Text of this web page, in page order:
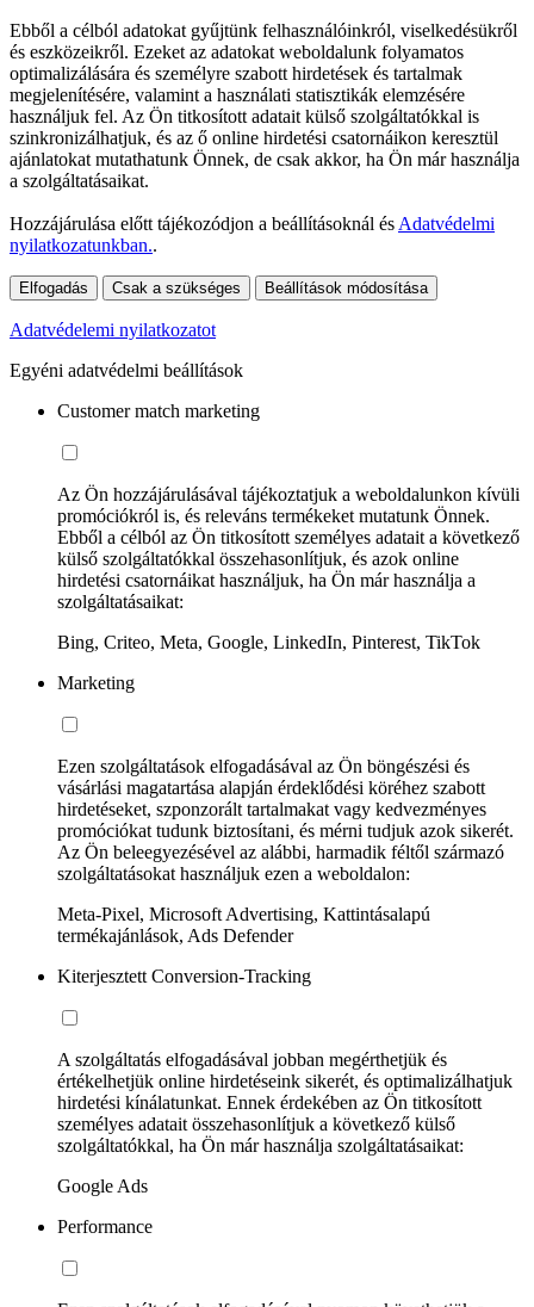
Ebből a célból adatokat gyűjtünk felhasználóinkról, viselkedésükről
és eszközeikről. Ezeket az adatokat weboldalunk folyamatos
optimalizálására és személyre szabott hirdetések és tartalmak
megjelenítésére, valamint a használati statisztikák elemzésére
használjuk fel. Az Ön titkosított adatait külső szolgáltatókkal is
szinkronizálhatjuk, és az ő online hirdetési csatornáikon keresztül
ajánlatokat mutathatunk Önnek, de csak akkor, ha Ön már használja
a szolgáltatásaikat.
Hozzájárulása előtt tájékozódjon a beállításoknál és Adatvédelmi
nyilatkozatunkban..
Elfogadás Csak a szükséges Beállítások módosítása
Adatvédelemi nyilatkozatot
Egyéni adatvédelmi beállítások
Customer match marketing
Az Ön hozzájárulásával tájékoztatjuk a weboldalunkon kívüli
promóciókról is, és releváns termékeket mutatunk Önnek.
Ebből a célból az Ön titkosított személyes adatait a következő
külső szolgáltatókkal összehasonlítjuk, és azok online
hirdetési csatornáikat használjuk, ha Ön már használja a
szolgáltatásaikat:
Bing, Criteo, Meta, Google, LinkedIn, Pinterest, TikTok
Marketing
Ezen szolgáltatások elfogadásával az Ön böngészési és
vásárlási magatartása alapján érdeklődési köréhez szabott
hirdetéseket, szponzorált tartalmakat vagy kedvezményes
promóciókat tudunk biztosítani, és mérni tudjuk azok sikerét.
Az Ön beleegyezésével az alábbi, harmadik féltől származó
szolgáltatásokat használjuk ezen a weboldalon:
Meta-Pixel, Microsoft Advertising, Kattintásalapú
termékajánlások, Ads Defender
Kiterjesztett Conversion-Tracking
A szolgáltatás elfogadásával jobban megérthetjük és
értékelhetjük online hirdetéseink sikerét, és optimalizálhatjuk
hirdetési kínálatunkat. Ennek érdekében az Ön titkosított
személyes adatait összehasonlítjuk a következő külső
szolgáltatókkal, ha Ön már használja szolgáltatásaikat:
Google Ads
Performance